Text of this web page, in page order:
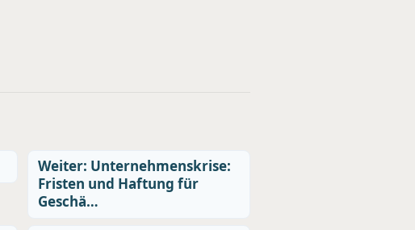
Weiter: Unternehmenskrise:
Fristen und Haftung für
Geschä…